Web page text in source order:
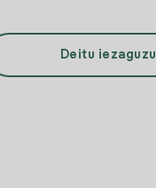
Deitu iezaguzu